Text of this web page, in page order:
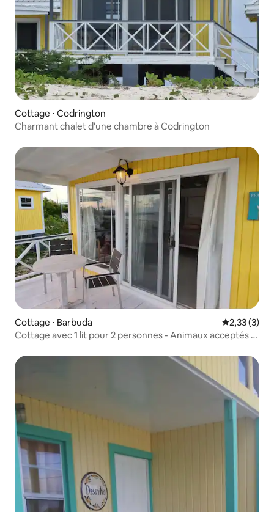
Cottage ⋅ Codrington
Charmant chalet d'une chambre à Codrington
Cottage ⋅ Barbuda Évaluation
2,33 (3)
Cottage avec 1 lit pour 2 personnes - Animaux acceptés -